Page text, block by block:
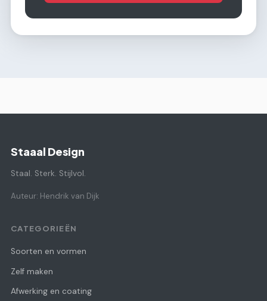
Staaal Design
Staal. Sterk. Stijlvol.
Auteur: Hendrik van Dijk
CATEGORIEËN
Soorten en vormen
Zelf maken
Afwerking en coating